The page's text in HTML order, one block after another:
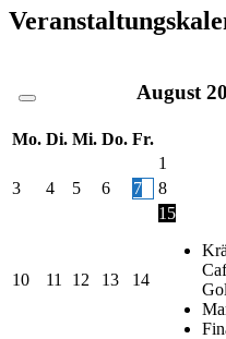
August
Mo. Di. Mi. Do. Fr.
1
3
4 5 6 7 8
10 11 12 13 14
15